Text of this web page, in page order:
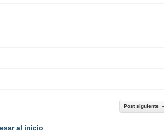
Post siguiente
al inicio